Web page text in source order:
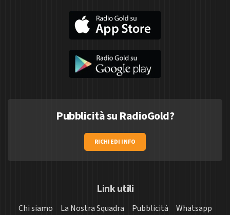
Pubblicità su RadioGold?
RICHIEDI INFO
Link utili
Chi siamo La Nostra Squadra Pubblicità
Whatsapp